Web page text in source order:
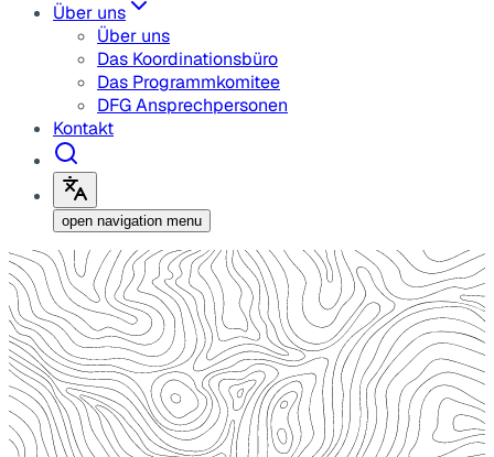
Über uns
Über uns
Das Koordinationsbüro
Das Programmkomitee
DFG Ansprechpersonen
Kontakt
open navigation menu